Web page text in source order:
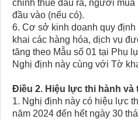
chỉnh thuế đầu ra, người
đầu vào (nếu có).
6. Cơ sở kinh doanh quy
khai các hàng hóa, dịch vụ
tăng theo Mẫu số 01 tại Phụ
Nghị định này cùng với Tờ
Điều 2. Hiệu lực thi hành
1. Nghị định này có hiệu lực
năm 2024 đến hết ngày 30